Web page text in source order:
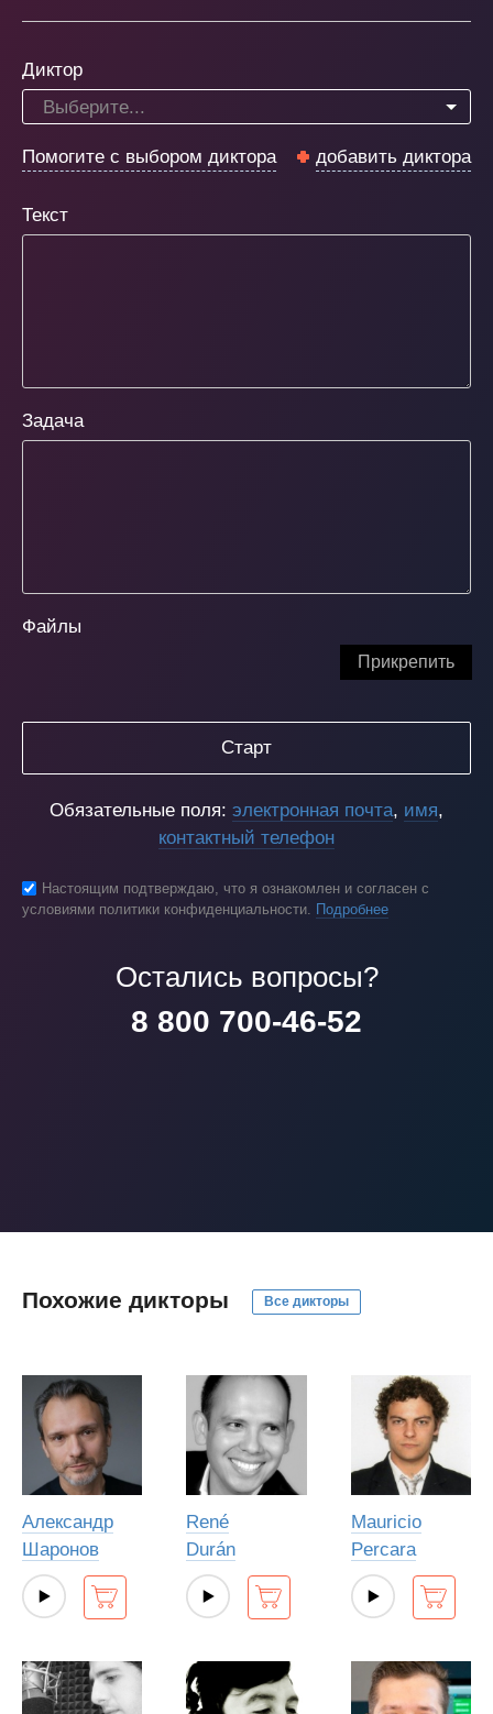
Диктор
Выберите...
Помогите с выбором диктора добавить диктора
Текст
Задача
Файлы
Прикрепить
Старт
Обязательные поля: электронная почта, имя,
контактный телефон
Настоящим подтверждаю, что я ознакомлен и согласен с
условиями политики конфиденциальности. Подробнее
Остались вопросы?
8 800 700-46-52
Похожие дикторы Все дикторы
Александр
Шаронов
René
Durán
Mauricio
Percara